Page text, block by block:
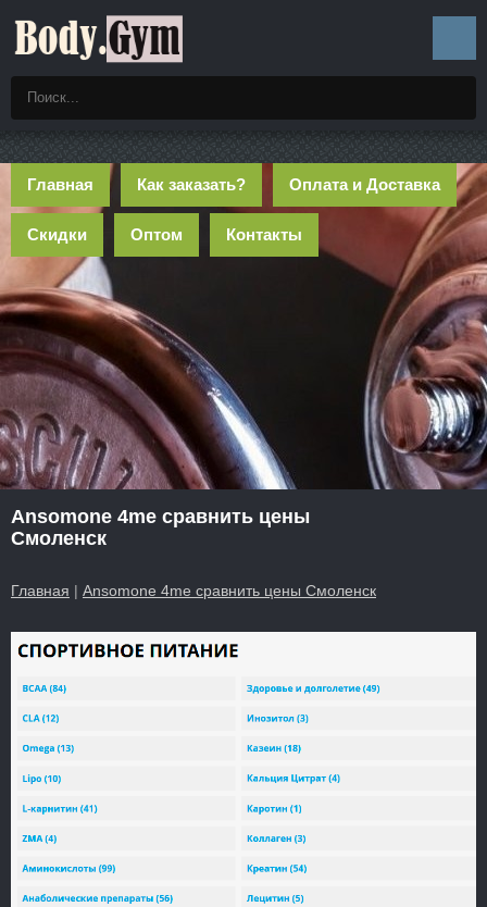
Главная Как заказать? Оплата и Доставка
Скидки Оптом Контакты
Ansomone 4me сравнить цены
Смоленск
Главная | Ansomone 4me сравнить цены Смоленск